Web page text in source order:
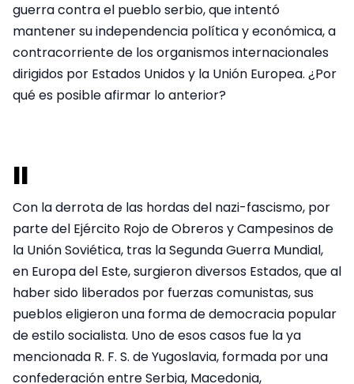
guerra contra el pueblo serbio, que intentó
mantener su independencia política y económica, a
contracorriente de los organismos internacionales
dirigidos por Estados Unidos y la Unión Europea. ¿Por
qué es posible afirmar lo anterior?
II
Con la derrota de las hordas del nazi-fascismo, por
parte del Ejército Rojo de Obreros y Campesinos de
la Unión Soviética, tras la Segunda Guerra Mundial,
en Europa del Este, surgieron diversos Estados, que al
haber sido liberados por fuerzas comunistas, sus
pueblos eligieron una forma de democracia popular
de estilo socialista. Uno de esos casos fue la ya
mencionada R. F. S. de Yugoslavia, formada por una
confederación entre Serbia, Macedonia,